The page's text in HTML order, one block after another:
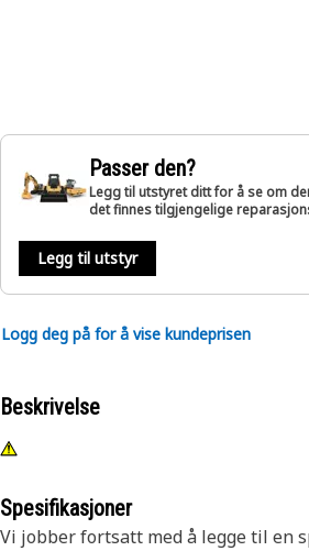
Passer den?
Legg til utstyret ditt for å se om
det finnes tilgjengelige
Legg til utstyr
Logg deg på for å vise kundeprisen
Beskrivelse
Spesifikasjoner
Vi jobber fortsatt med å legge til en